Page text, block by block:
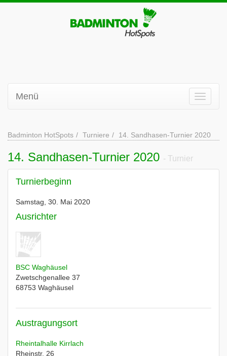
Menü
Badminton HotSpots Turniere 14. Sandhasen-Turnier 2020
14. Sandhasen-Turnier 2020 - Turnier
Turnierbeginn
Samstag, 30. Mai 2020
Ausrichter
BSC Waghäusel
Zwetschgenallee 37
68753 Waghäusel
Austragungsort
Rheintalhalle Kirrlach
Rheinstr. 26